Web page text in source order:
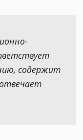
содержит